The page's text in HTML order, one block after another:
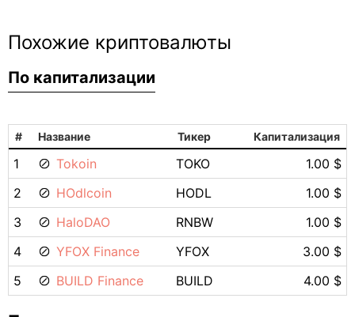
Похожие криптовалюты
По капитализации
# Название Тикер Капитализация
1 Tokoin TOKO
1.00 $
2
HOdlcoin HODL
1.00 $
3
HaloDAO RNBW
1.00 $
4
YFOX Finance YFOX
3.00 $
5
BUILD Finance BUILD 4.00 $